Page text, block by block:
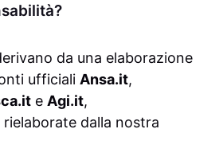
da una elaborazione
ufficiali Ansa.it,
e Agi.it,
dalla nostra